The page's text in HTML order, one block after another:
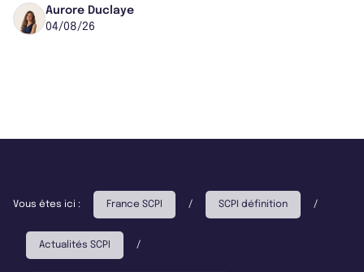
partenariat. Ces co-acquisitions permettent a...
Aurore Duclaye
04/08/26
Vous êtes ici : France SCPI / SCPI définition /
Actualités SCPI /